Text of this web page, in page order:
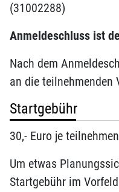
(31002288)
Anmeldeschluss ist
Nach dem
an die teilnehmenden
Startgebühr
30,- Euro je
Um etwas
Startgebühr im